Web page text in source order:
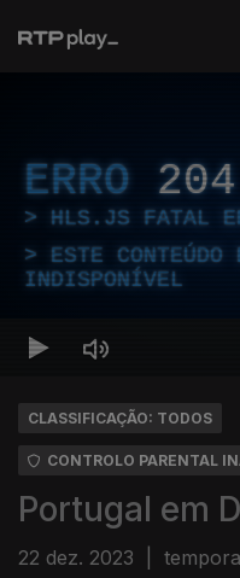
ERRO 204
HLS.JS FATAL
ESTE CONTEÚDO
INDISPONÍVEL
CLASSIFICAÇÃO: TODOS
CONTROLO PARENTAL
Portugal em
22 dez. 2023